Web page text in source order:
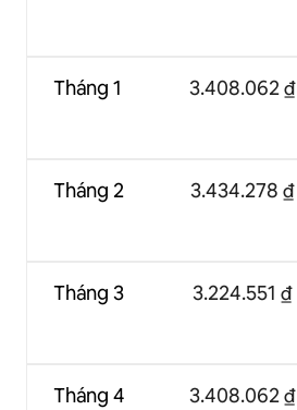
Tháng 1
Tháng 2
Tháng 3
Tháng 4
3.408.062 ₫
3.434.278 ₫
3.224.551 ₫
3.408.062 ₫